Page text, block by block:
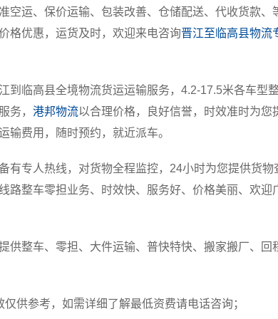
空运、保价运输、包装改善、仓储配送、代收货款、
格优惠，运货及时，欢迎来电咨询晋江至临高县物流
到临高县全境物流货运运输服务，4.2-17.5米各车型
务， 港邦物流以合理价格，良好信誉，时效准时为您
输费用，随时预约，就近派车。
有专人热线，对货物全程监控，24小时为您提供货物
路整车零担业务、时效快、服务好、价格美丽、欢迎
供整车、零担、大件运输、普快特快、搬家搬厂、回
供参考，如需详细了解最低资费请电话咨询；